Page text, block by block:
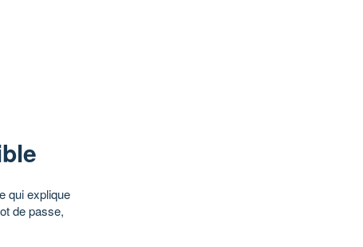
qui explique
de passe,